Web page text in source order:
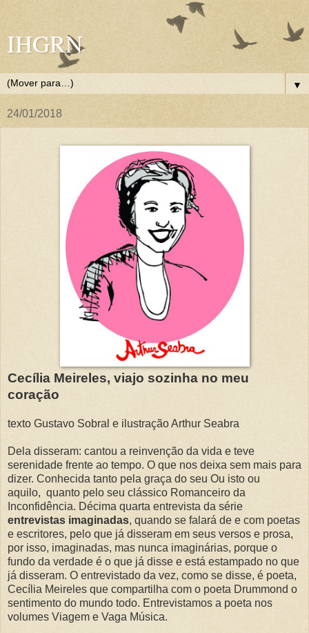
IHGRN
▼
24/01/2018
Cecília Meireles, viajo sozinha no meu
coração
texto Gustavo Sobral e ilustração Arthur Seabra
Dela disseram: cantou a reinvenção da vida e teve
serenidade frente ao tempo. O que nos deixa sem mais para
dizer. Conhecida tanto pela graça do seu Ou isto ou
aquilo, quanto pelo seu clássico Romanceiro da
Inconfidência. Décima quarta entrevista da série
entrevistas imaginadas, quando se falará de e com poetas
e escritores, pelo que já disseram em seus versos e prosa,
por isso, imaginadas, mas nunca imaginárias, porque o
fundo da verdade é o que já disse e está estampado no que
já disseram. O entrevistado da vez, como se disse, é poeta,
Cecília Meireles que compartilha com o poeta Drummond o
sentimento do mundo todo. Entrevistamos a poeta nos
volumes Viagem e Vaga Música.